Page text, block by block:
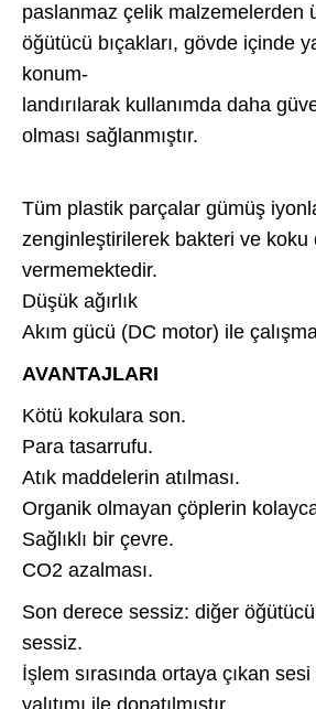
paslanmaz çelik malzemelerden
öğütücü bıçakları, gövde içinde
konum-
landırılarak kullanımda daha
olması sağlanmıştır.
Tüm plastik parçalar gümüş
zenginleştirilerek bakteri ve koku
vermemektedir.
Düşük ağırlık
Akım gücü (DC motor) ile
AVANTAJLARI
Kötü kokulara son.
Para tasarrufu.
Atık maddelerin atılması.
Organik olmayan çöplerin kolayca
Sağlıklı bir çevre.
CO2 azalması.
Son derece sessiz: diğer
sessiz.
İşlem sırasında ortaya çıkan
yalıtımı ile donatılmıştır.